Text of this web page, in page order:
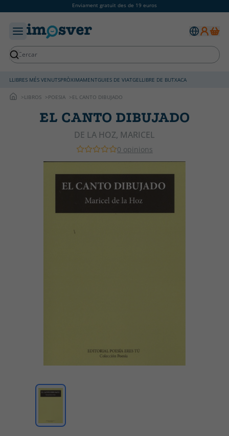
Enviament gratuït des de 19 euros
LLIBRES MÉS VENUTSPRÒXIMAMENTGUIES DE VIATGELLIBRE DE BUTXACA
LIBROS POESIA EL CANTO DIBUJADO
EL CANTO DIBUJADO
DE LA HOZ, MARICEL
0 opinions